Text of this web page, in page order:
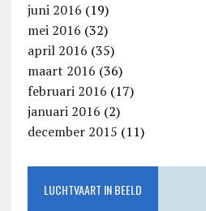
juni 2016 (19)
mei 2016 (32)
april 2016 (35)
maart 2016 (36)
februari 2016 (17)
januari 2016 (2)
december 2015 (11)
LUCHTVAART IN BEELD